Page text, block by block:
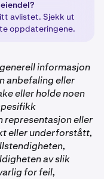
handling fra deg
for avlistingen til
14:00 UTC den 9.
av S satt
avlistet. Sjekk ut
oppdateringene.
informasjon
anbefaling eller
eller holde noen
representasjon eller
eller underforstått,
av slik
for feil,